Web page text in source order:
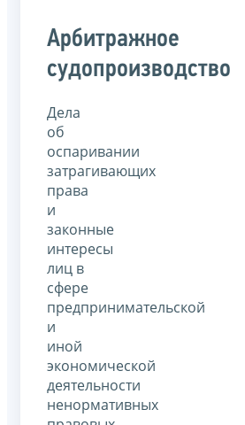
Арбитражное
судопроизводство
Дела
об
оспаривании
затрагивающих
права
и
законные
интересы
лиц в
сфере
предпринимательской
и
иной
экономической
деятельности
ненормативных